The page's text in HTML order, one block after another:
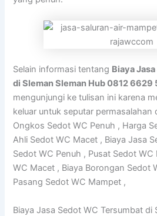
Selain informasi tentang Biaya
di Sleman Sleman Hub 0812 6629
mengunjungi ke tulisan ini karena
keluar untuk seputar permasalahan
Ongkos Sedot WC Penuh , Harga
Ahli Sedot WC Macet , Biaya Jasa
Sedot WC Penuh , Pusat Sedot
WC Macet , Biaya Borongan Sedot
Pasang Sedot WC Mampet ,
Biaya Jasa Sedot WC Tersumbat di